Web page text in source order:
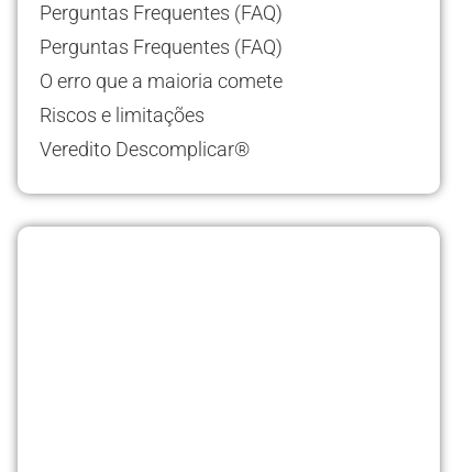
Perguntas Frequentes (FAQ)
Perguntas Frequentes (FAQ)
O erro que a maioria comete
Riscos e limitações
Veredito Descomplicar®